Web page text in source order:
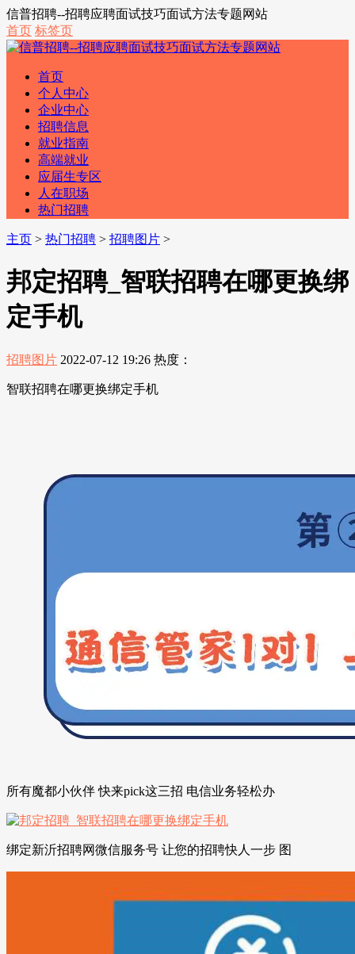
信普招聘--招聘应聘面试技巧面试方法专题网站
首页 标签页
首页
个人中心
企业中心
招聘信息
就业指南
高端就业
应届生专区
人在职场
热门招聘
主页 > 热门招聘 > 招聘图片 >
邦定招聘_智联招聘在哪更换绑
定手机
招聘图片 2022-07-12 19:26 热度：
智联招聘在哪更换绑定手机
所有魔都小伙伴 快来pick这三招 电信业务轻松办
绑定新沂招聘网微信服务号 让您的招聘快人一步 图